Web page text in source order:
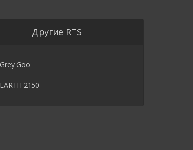
Другие RTS
Grey Goo
EARTH 2150